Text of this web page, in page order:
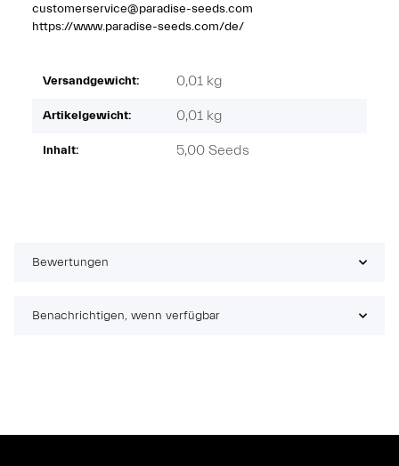
customerservice@paradise-seeds.com
https://www.paradise-seeds.com/de/
Versandgewicht: 0,01 kg
Artikelgewicht: 0,01 kg
Inhalt: 5,00 Seeds
Bewertungen
Benachrichtigen, wenn verfügbar